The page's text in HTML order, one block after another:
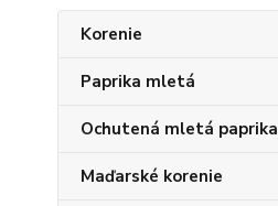
Korenie
Paprika mletá
Ochutená mletá paprika
Maďarské korenie